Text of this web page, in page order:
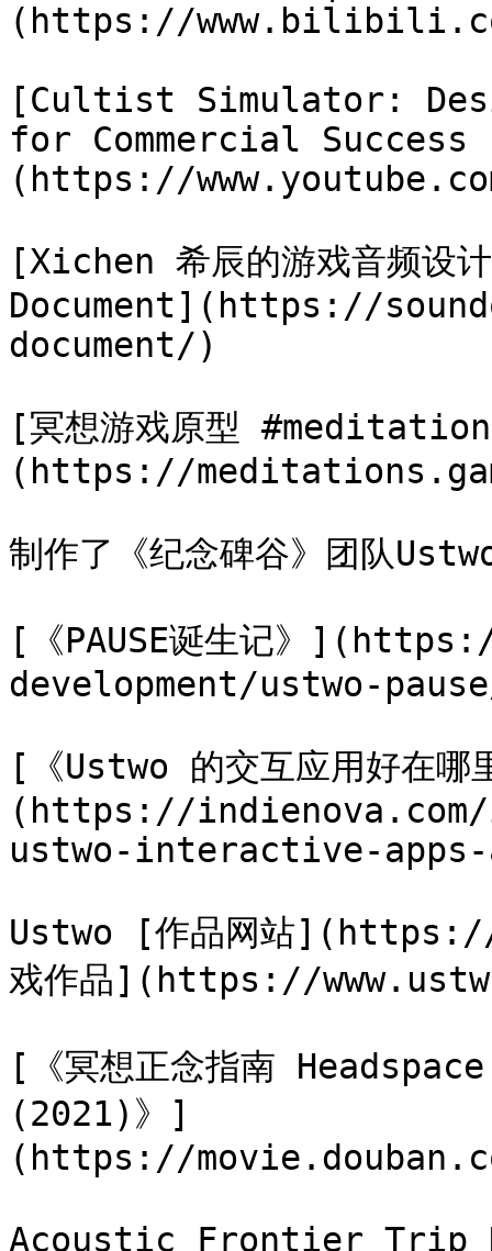
(https://
[Cultist Simulator:
for Commercial Success
(https://
[Xichen 希辰的游戏音频设
Document](https://
document/)
[冥想游戏原型
(https://
制作了《纪念碑谷》团队
[《PAUSE诞生记》
development/ustwo-
[《Ustwo 的交互应用好在哪
(https://indienova.com/
ustwo-interactive-
Ustwo [作品网站
戏作品](https://
[《冥想正念指南
(2021)》]
(https://
Acoustic Frontier Trip